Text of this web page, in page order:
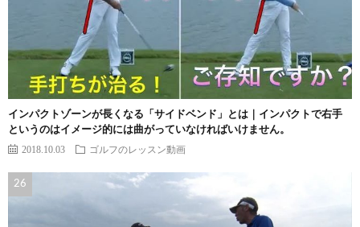
インパクトゾーンが長くなる「サイドベンド」とは｜インパクトで右手
というのはイメージ的には曲がっていなければいけません。
2018.10.03 ゴルフのレッスン動画